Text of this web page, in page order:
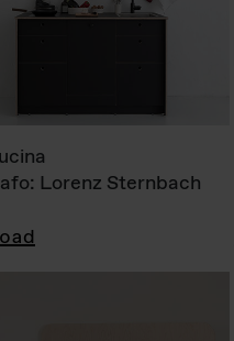
Lorenz Sternbach